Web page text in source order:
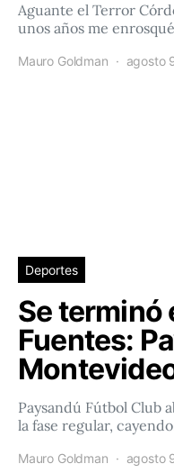
Aguante el Terror
unos años me
Mauro Goldman agosto
Deportes
Se terminó
Fuentes:
Paysandú Fútbol Club
la fase regular,
Mauro Goldman agosto